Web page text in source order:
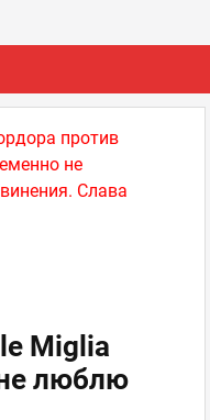
против
не
Слава
Miglia
люблю